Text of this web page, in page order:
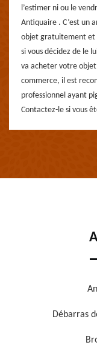
l’estimer ni ou le
Antiquaire . C’est un
objet gratuitement et
si vous décidez de le
va acheter votre objet
commerce, il est
professionnel ayant
Contactez-le si vous
Débarras